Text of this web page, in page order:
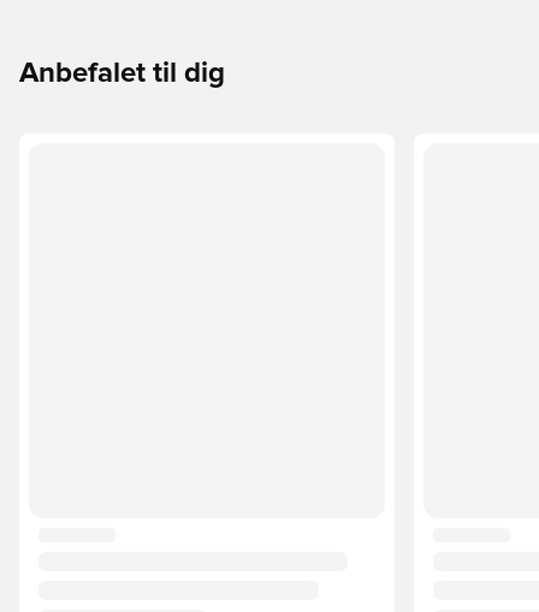
Anbefalet til dig